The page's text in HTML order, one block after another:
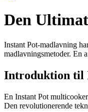
Den
Instant Pot-madlavning
madlavningsmetoder. En
Introduktion til
En Instant Pot
Den revolutionerende